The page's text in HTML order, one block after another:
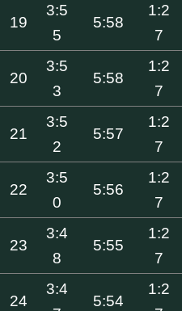
19
3:5
5
5:58
1:2
7
20
3:5
3
5:58
1:2
7
21
3:5
2
5:57
1:2
7
22
3:5
0
5:56
1:2
7
23
3:4
8
5:55
1:2
7
24
3:4
5:54
1:2